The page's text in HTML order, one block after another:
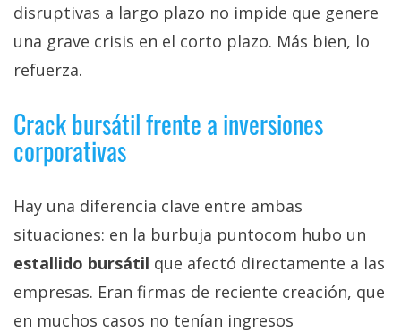
disruptivas a largo plazo no impide que genere
una grave crisis en el corto plazo. Más bien, lo
refuerza.
Crack bursátil frente a inversiones
corporativas
Hay una diferencia clave entre ambas
situaciones: en la burbuja puntocom hubo un
estallido bursátil que afectó directamente a las
empresas. Eran firmas de reciente creación, que
en muchos casos no tenían ingresos